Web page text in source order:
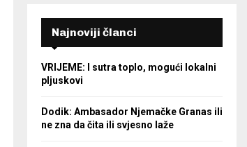
Najnoviji članci
VRIJEME: I sutra toplo, mogući lokalni
pljuskovi
Dodik: Ambasador Njemačke Granas ili
ne zna da čita ili svjesno laže